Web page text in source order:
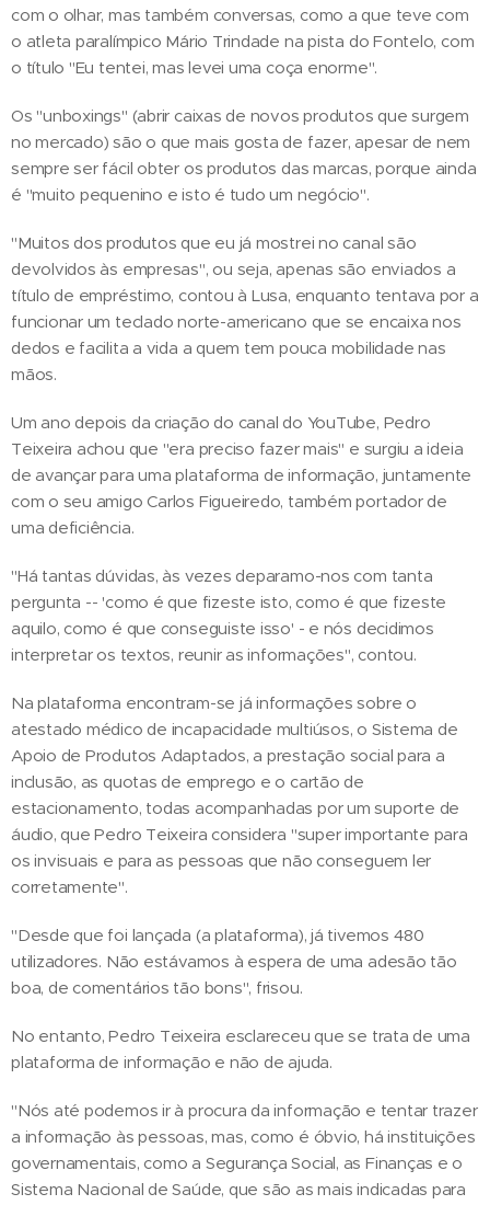
com o olhar, mas também conversas, como a que teve com
o atleta paralímpico Mário Trindade na pista do Fontelo, com
o título "Eu tentei, mas levei uma coça enorme".
Os "unboxings" (abrir caixas de novos produtos que surgem
no mercado) são o que mais gosta de fazer, apesar de nem
sempre ser fácil obter os produtos das marcas, porque ainda
é "muito pequenino e isto é tudo um negócio".
"Muitos dos produtos que eu já mostrei no canal são
devolvidos às empresas", ou seja, apenas são enviados a
título de empréstimo, contou à Lusa, enquanto tentava por a
funcionar um teclado norte-americano que se encaixa nos
dedos e facilita a vida a quem tem pouca mobilidade nas
mãos.
Um ano depois da criação do canal do YouTube, Pedro
Teixeira achou que "era preciso fazer mais" e surgiu a ideia
de avançar para uma plataforma de informação, juntamente
com o seu amigo Carlos Figueiredo, também portador de
uma deficiência.
"Há tantas dúvidas, às vezes deparamo-nos com tanta
pergunta -- 'como é que fizeste isto, como é que fizeste
aquilo, como é que conseguiste isso' - e nós decidimos
interpretar os textos, reunir as informações", contou.
Na plataforma encontram-se já informações sobre o
atestado médico de incapacidade multiúsos, o Sistema de
Apoio de Produtos Adaptados, a prestação social para a
inclusão, as quotas de emprego e o cartão de
estacionamento, todas acompanhadas por um suporte de
áudio, que Pedro Teixeira considera "super importante para
os invisuais e para as pessoas que não conseguem ler
corretamente".
"Desde que foi lançada (a plataforma), já tivemos 480
utilizadores. Não estávamos à espera de uma adesão tão
boa, de comentários tão bons", frisou.
No entanto, Pedro Teixeira esclareceu que se trata de uma
plataforma de informação e não de ajuda.
"Nós até podemos ir à procura da informação e tentar trazer
a informação às pessoas, mas, como é óbvio, há instituições
governamentais, como a Segurança Social, as Finanças e o
Sistema Nacional de Saúde, que são as mais indicadas para